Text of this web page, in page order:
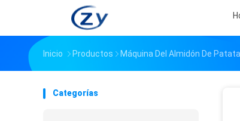
Inicio Productos Máquina Del Almidón De Patata
Categorías